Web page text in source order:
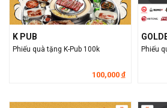
K PUB
Phiếu quà tặng K-Pub 100k
100,000 đ
Phiếu